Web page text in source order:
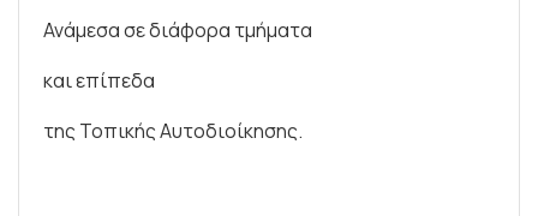
Ανάμεσα σε διάφορα τμήματα
και επίπεδα
της Τοπικής Αυτοδιοίκησης.